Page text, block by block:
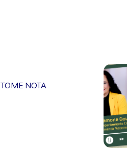
,TOME NOTA